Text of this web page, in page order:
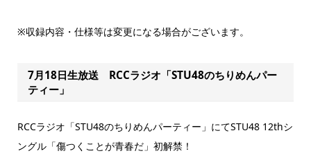
※収録内容・仕様等は変更になる場合がございます。
7月18日生放送 RCCラジオ「STU48のちりめんパー
ティー」
RCCラジオ「STU48のちりめんパーティー」にてSTU48 12thシ
ングル「傷つくことが青春だ」初解禁！